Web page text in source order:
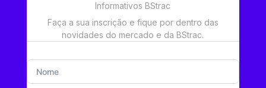
Informativos BStrac
Faça a sua inscrição e fique por dentro das
novidades do mercado e da BStrac.